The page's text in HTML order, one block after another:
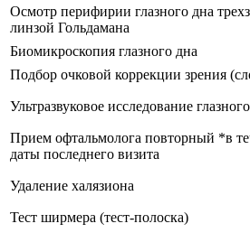
Осмотр перифирии глазного дна
линзой Гольдамана
Биомикроскопия глазного дна
Подбор очковой коррекции зрения
Ультразвуковое исследование
Прием офтальмолога повторный *в
даты последнего визита
Удаление халязиона
Тест ширмера (тест-полоска)